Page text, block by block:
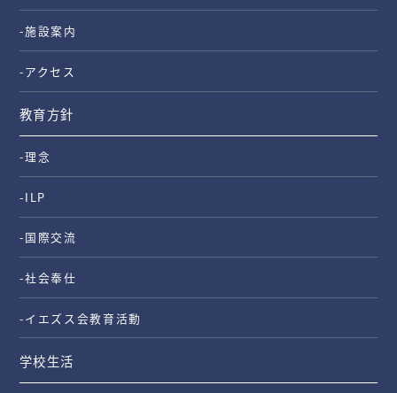
-施設案内
-アクセス
教育方針
-理念
-ILP
-国際交流
-社会奉仕
-イエズス会教育活動
学校生活